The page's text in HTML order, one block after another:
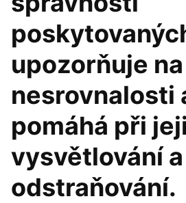
upozorňuje
nesrovnalosti
pomáhá při
vysvětlování a
odstraňování.